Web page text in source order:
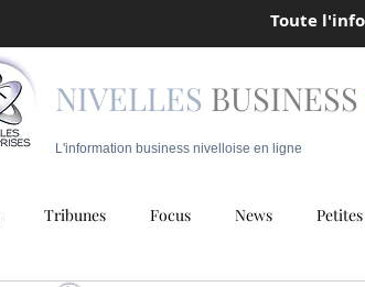
Toute l'info
NIVELLES BUSINESS
L'information business nivelloise en ligne
Tribunes Focus News